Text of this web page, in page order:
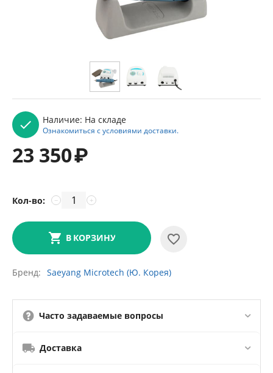
Наличие: На складе
Ознакомиться с условиями доставки.
23 350₽
Кол-во: +
−
В КОРЗИНУ
Бренд Saeyang Microtech (Ю. Корея)
Часто задаваемые вопросы
Доставка